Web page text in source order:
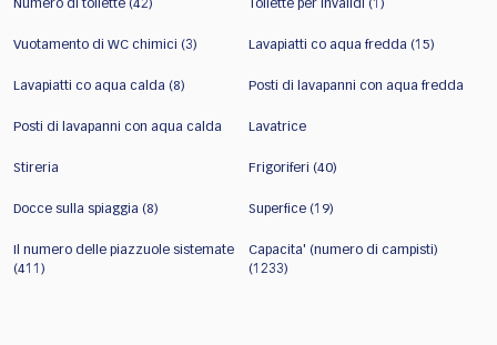
Numero di toilette (42) Toilette per invalidi (1)
Vuotamento di WC chimici (3) Lavapiatti co aqua fredda (15)
Lavapiatti co aqua calda (8) Posti di lavapanni con aqua fredda
Posti di lavapanni con aqua calda Lavatrice
Stireria Frigoriferi (40)
Docce sulla spiaggia (8) Superfice (19)
Il numero delle piazzuole sistemate
(411)
Capacita' (numero di campisti)
(1233)